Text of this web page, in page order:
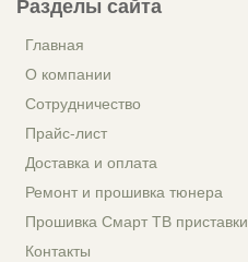
Главная
О компании
Сотрудничество
Прайс-лист
Доставка и оплата
Ремонт и прошивка тюнера
Прошивка Смарт ТВ приставки
Контакты